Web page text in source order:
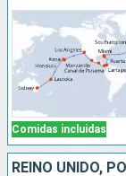
Comidas incluidas